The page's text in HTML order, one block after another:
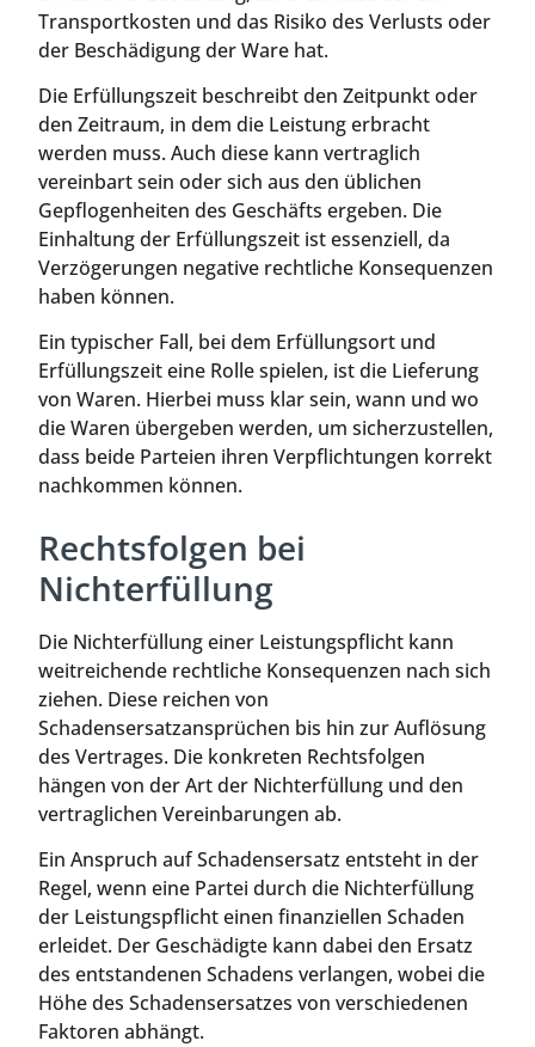
Transportkosten und das Risiko des Verlusts oder
der Beschädigung der Ware hat.
Die Erfüllungszeit beschreibt den Zeitpunkt oder
den Zeitraum, in dem die Leistung erbracht
werden muss. Auch diese kann vertraglich
vereinbart sein oder sich aus den üblichen
Gepflogenheiten des Geschäfts ergeben. Die
Einhaltung der Erfüllungszeit ist essenziell, da
Verzögerungen negative rechtliche Konsequenzen
haben können.
Ein typischer Fall, bei dem Erfüllungsort und
Erfüllungszeit eine Rolle spielen, ist die Lieferung
von Waren. Hierbei muss klar sein, wann und wo
die Waren übergeben werden, um sicherzustellen,
dass beide Parteien ihren Verpflichtungen korrekt
nachkommen können.
Rechtsfolgen bei
Nichterfüllung
Die Nichterfüllung einer Leistungspflicht kann
weitreichende rechtliche Konsequenzen nach sich
ziehen. Diese reichen von
Schadensersatzansprüchen bis hin zur Auflösung
des Vertrages. Die konkreten Rechtsfolgen
hängen von der Art der Nichterfüllung und den
vertraglichen Vereinbarungen ab.
Ein Anspruch auf Schadensersatz entsteht in der
Regel, wenn eine Partei durch die Nichterfüllung
der Leistungspflicht einen finanziellen Schaden
erleidet. Der Geschädigte kann dabei den Ersatz
des entstandenen Schadens verlangen, wobei die
Höhe des Schadensersatzes von verschiedenen
Faktoren abhängt.